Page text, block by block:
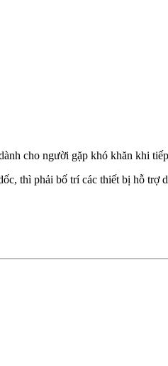
cho người gặp khó khăn khi
thì phải bố trí các thiết bị hỗ trợ